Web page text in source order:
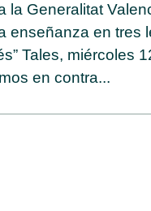
la Generalitat
enseñanza en tres
Tales, miércoles
en contra...